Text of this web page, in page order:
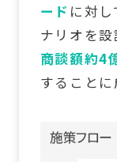
ード に対し
ナリオを設
商談額約4
することに